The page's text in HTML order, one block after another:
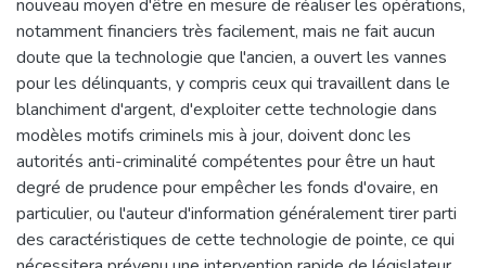
nouveau moyen d'être en mesure de réaliser les opérations,
notamment financiers très facilement, mais ne fait aucun
doute que la technologie que l'ancien, a ouvert les vannes
pour les délinquants, y compris ceux qui travaillent dans le
blanchiment d'argent, d'exploiter cette technologie dans
modèles motifs criminels mis à jour, doivent donc les
autorités anti-criminalité compétentes pour être un haut
degré de prudence pour empêcher les fonds d'ovaire, en
particulier, ou l'auteur d'information généralement tirer parti
des caractéristiques de cette technologie de pointe, ce qui